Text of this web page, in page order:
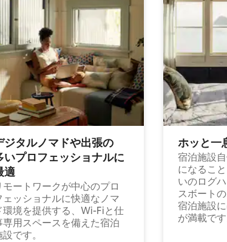
ジタルノマドや出⁠張⁠の
いプ⁠ロ⁠フ⁠ェ⁠ッ⁠シ⁠ョ⁠ナ⁠ル⁠に
適
モートワークが中心のプロ
ェッショナルに快適なノマ
環境を提供する、Wi-Fiと仕
専用スペースを備えた宿泊
です。
ホッと一⁠
宿泊施設
になるこ
いのログ
スボート
宿泊施設
が満載です